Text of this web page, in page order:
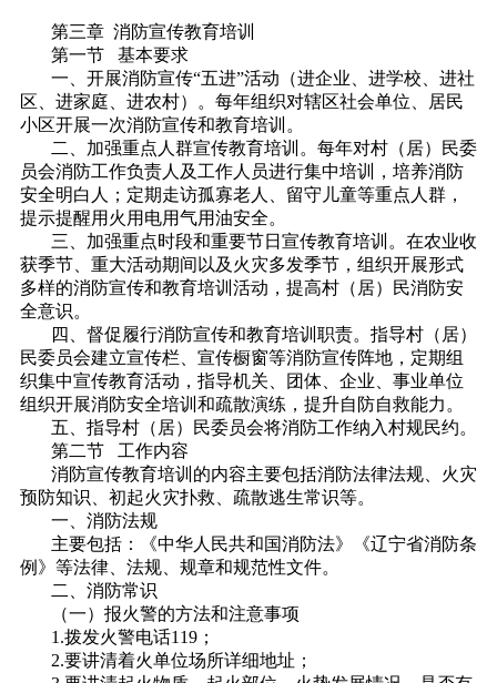
第三章 消防宣传教育培训
第一节 基本要求
一、开展消防宣传“五进”活动（进企业、进学校、进社
区、进家庭、进农村）。每年组织对辖区社会单位、居民
小区开展一次消防宣传和教育培训。
二、加强重点人群宣传教育培训。每年对村（居）民委
员会消防工作负责人及工作人员进行集中培训，培养消防
安全明白人；定期走访孤寡老人、留守儿童等重点人群，
提示提醒用火用电用气用油安全。
三、加强重点时段和重要节日宣传教育培训。在农业收
获季节、重大活动期间以及火灾多发季节，组织开展形式
多样的消防宣传和教育培训活动，提高村（居）民消防安
全意识。
四、督促履行消防宣传和教育培训职责。指导村（居）
民委员会建立宣传栏、宣传橱窗等消防宣传阵地，定期组
织集中宣传教育活动，指导机关、团体、企业、事业单位
组织开展消防安全培训和疏散演练，提升自防自救能力。
五、指导村（居）民委员会将消防工作纳入村规民约。
第二节 工作内容
消防宣传教育培训的内容主要包括消防法律法规、火灾
预防知识、初起火灾扑救、疏散逃生常识等。
一、消防法规
主要包括：《中华人民共和国消防法》《辽宁省消防条
例》等法律、法规、规章和规范性文件。
二、消防常识
（一）报火警的方法和注意事项
1.拨发火警电话119；
2.要讲清着火单位场所详细地址；